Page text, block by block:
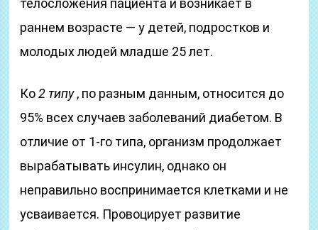
телосложения пациента и возникает в
раннем возрасте — у детей, подростков и
молодых людей младше 25 лет.
Ко2 типу , по разным данным, относится до
95% всех случаев заболеваний диабетом. В
отличие от 1-го типа, организм продолжает
вырабатывать инсулин, однако он
неправильно воспринимается клетками и не
усваивается. Провоцирует развитие